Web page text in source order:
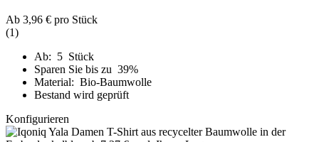
Ab 3,96 € pro Stück
(1)
Ab: 5 Stück
Sparen Sie bis zu 39%
Material: Bio-Baumwolle
Bestand wird geprüft
Konfigurieren